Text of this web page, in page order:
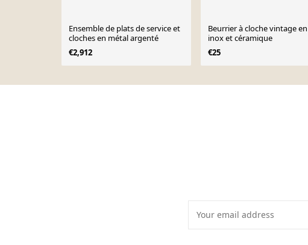
Ensemble de plats de service et
cloches en métal argenté
€2,912
Beurrier à cloche vintage en
inox et céramique
€25